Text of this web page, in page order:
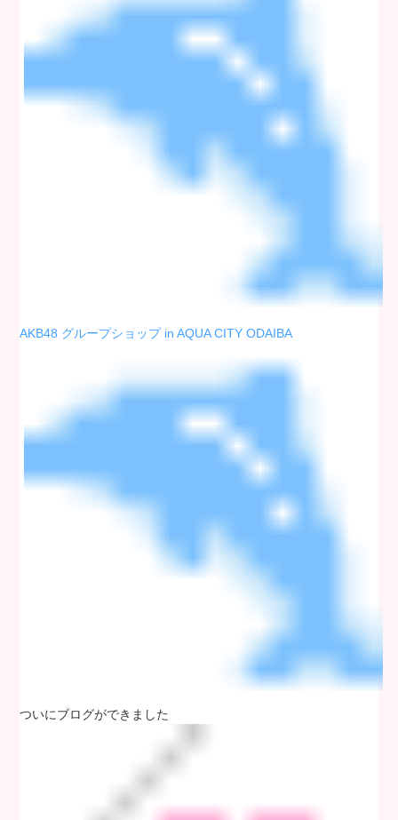
AKB48 グループショップ in AQUA CITY ODAIBA
ついにブログができました